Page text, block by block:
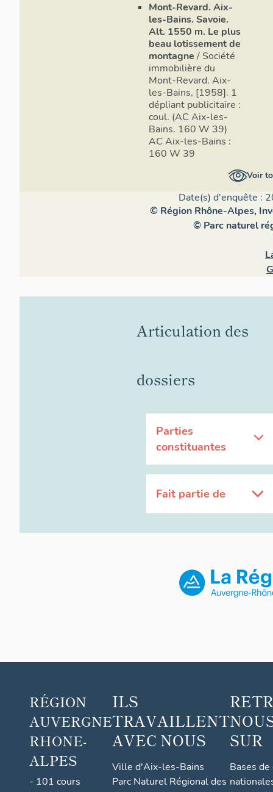
Mont-Revard. Aix-
les-Bains. Savoie.
Alt. 1550 m. Le plus
beau lotissement de
montagne / Société
immobilière du
Mont-Revard. Aix-
les-Bains, [1958]. 1
dépliant publicitaire :
coul. (AC Aix-les-
Bains. 160 W 39)
AC Aix-les-Bains :
160 W 39
Voir
Date(s) d'enquête :
© Région Rhône-Alpes,
© Parc naturel
Articulation des
dossiers
Parties
constituantes
Fait partie de
RÉGION
AUVERGNE
RHONE-
ALPES
- 101 cours
ILS
TRAVAILLENT
AVEC NOUS
Ville d'Aix-les-Bains
Parc Naturel Régional des
SUR
Bases